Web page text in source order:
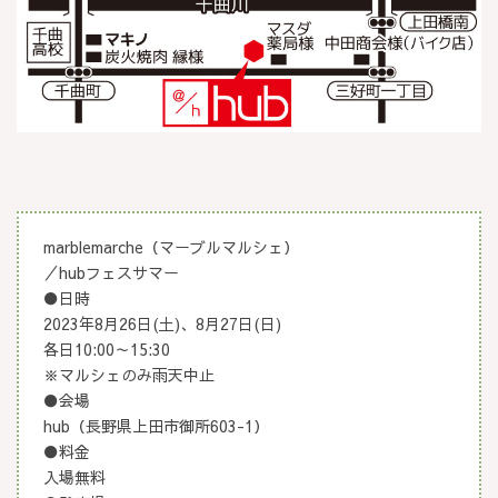
marblemarche（マーブルマルシェ）
／hubフェスサマー
●日時
2023年8月26日(土)、8月27日(日)
各日10:00～15:30
※マルシェのみ雨天中止
●会場
hub（長野県上田市御所603-1）
●料金
入場無料